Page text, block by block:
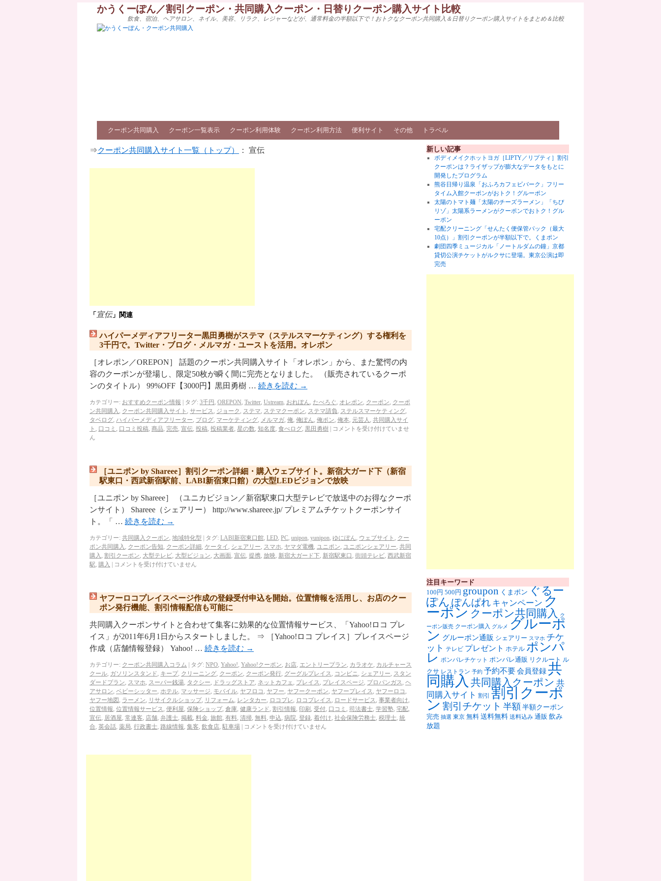
かうくーぽん／割引クーポン・共同購入クーポン・日替りクーポン購入サイト比較
飲食、宿泊、ヘアサロン、ネイル、美容、リラク、レジャーなどが、通常料金の半額以下で！おトクなクーポン共同購入＆日替りクーポン購入サイトをまとめ＆比較
クーポン共同購入 クーポン一覧表示 クーポン利用体験 クーポン利用方法 便利サイト その他 トラベル
⇒クーポン共同購入サイト一覧（トップ） ： 宣伝
「 宣伝」関連
ハイパーメディアフリーター黒田勇樹がステマ（ステルスマーケティング）する権利を
3千円で。Twitter・ブログ・メルマガ・ユーストを活用。オレポン
［オレポン／OREPON］ 話題のクーポン共同購入サイト「オレポン」から、また驚愕の内
容のクーポンが登場し、限定50枚が瞬く間に完売となりました。 （販売されているクーポ
ンのタイトル） 99%OFF【3000円】黒田勇樹 … 続きを読む →
カテゴリー: おすすめクーポン情報 タグ: 3千円 , OREPON, Twitter, Ustream, おれぽん, たべろぐ, オレポン, クーポン, クーポ
ン共同購入 , クーポン共同購入サイト , サービス, ジョーク , ステマ, ステマクーポン, ステマ請負, ステルスマーケティング,
タベログ, ハイパーメディアフリーター, ブログ, マーケティング, メルマガ, 俺, 俺ぽん, 俺ポン, 俺本, 元芸人 , 共同購入サイ
ト , 口コミ , 口コミ投稿, 商品, 完売, 宣伝, 投稿, 投稿業者, 星の数, 知名度, 食べログ, 黒田勇樹
コメントを受け付けていませ
ん
［ユニポン by Shareee］割引クーポン詳細・購入ウェブサイト。新宿大ガード下（新宿
駅東口・西武新宿駅前、LABI新宿東口館）の大型LEDビジョンで放映
［ユニポン by Shareee］ （ユニカビジョン／新宿駅東口大型テレビで放送中のお得なクーポ
ンサイト） Shareee（シェアリー） http://www.shareee.jp/ プレミアムチケットクーポンサイ
ト。「 … 続きを読む →
カテゴリー: 共同購入クーポン, 地域特化型 タグ: LABI新宿東口館, LED, PC, unipon, yunipon, ゆにぽん, ウェブサイト , クー
ポン共同購入 , クーポン告知, クーポン詳細, ケータイ , シェアリー, スマホ, ヤマダ電機, ユニポン, ユニポンシェアリー, 共同
購入 , 割引クーポン, 大型テレビ, 大型ビジョン, 大画面, 宣伝, 提携, 放映, 新宿大ガード下, 新宿駅東口 , 街頭テレビ, 西武新宿
駅, 購入 コメントを受け付けていません
ヤフーロコプレイスページ作成の登録受付申込を開始。位置情報を活用し、お店のクー
ポン発行機能、割引情報配信も可能に
共同購入クーポンサイトと合わせて集客に効果的な位置情報サービス、「Yahoo!ロコ プレ
イス」が2011年6月1日からスタートしました。 ⇒ ［Yahoo!ロコ プレイス］プレイスページ
作成（店舗情報登録） Yahoo! … 続きを読む →
カテゴリー: クーポン共同購入コラム タグ: NPO, Yahoo!, Yahoo!クーポン, お店, エントリープラン, カラオケ, カルチャース
クール, ガソリンスタンド, キープ, クリーニング, クーポン, クーポン発行, グーグルプレイス, コンビニ, シェアリー, スタン
ダードプラン, スマホ, スーパー銭湯, タクシー, ドラッグストア, ネットカフェ , プレイス, プレイスページ, プロパンガス, ヘ
アサロン, ベビーシッター, ホテル, マッサージ, モバイル, ヤフロコ , ヤフー, ヤフークーポン, ヤフープレイス, ヤフーロコ ,
ヤフー地図 , ラーメン, リサイクルショップ, リフォーム, レンタカー, ロコプレ, ロコプレイス, ロードサービス, 事業者向け,
位置情報, 位置情報サービス, 便利屋, 保険ショップ, 倉庫, 健康ランド, 割引情報, 印刷 , 受付, 口コミ , 司法書士, 学習塾, 宅配,
宣伝, 居酒屋, 常連客, 店舗, 弁護士, 掲載, 料金, 旅館, 有料, 清掃, 無料, 申込, 病院, 登録, 着付け, 社会保険労務士, 税理士, 統
合, 英会話, 薬局, 行政書士, 路線情報, 集客, 飲食店, 駐車場 コメントを受け付けていません
新しい記事
ボディメイクホットヨガ［LIPTY／リプティ］割引
クーポンは？ライザップが膨大なデータをもとに
開発したプログラム
熊谷日帰り温泉「おふろカフェビバーク」フリー
タイム入館クーポンがおトク！グルーポン
太陽のトマト麺「太陽のチーズラーメン」「ちび
リゾ」太陽系ラーメンがクーポンでおトク！グル
ーポン
宅配クリーニング「せんたく便保管パック（最大
10点）」割引クーポンが半額以下で。くまポン
劇団四季ミュージカル「ノートルダムの鐘」京都
貸切公演チケットがルクサに登場。東京公演は即
完売
注目キーワード
100円 500円 groupon くまポン ぐるー
ぽん ぽんぱれ キャンペーン ク
ーポン クーポン共同購入 ク
ーポン販売 クーポン購入 グルメ グルーポ
ン グルーポン通販 シェアリー スマホ チケ
ット テレビ プレゼント ホテル ポンパ
レ ポンパレチケット ポンパレ通販 リクルート ル
クサ レストラン 予約 予約不要会員登録共
同購入 共同購入クーポン 共
同購入サイト 割引 割引クーポ
ン 割引チケット 半額 半額クーポン
完売 抽選 東京 無料 送料無料 送料込み 通販 飲み
放題